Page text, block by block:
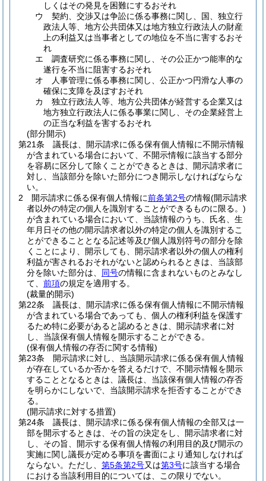
しくはその発見を困難にするおそれ
ウ
契約、交渉又は争訟に係る事務に関し、国、独立行
政法人等、地方公共団体又は地方独立行政法人の財産
上の利益又は当事者としての地位を不当に害するおそ
れ
エ
調査研究に係る事務に関し、その公正かつ能率的な
遂行を不当に阻害するおそれ
オ
人事管理に係る事務に関し、公正かつ円滑な人事の
確保に支障を及ぼすおそれ
カ
独立行政法人等、地方公共団体が経営する企業又は
地方独立行政法人に係る事業に関し、その企業経営上
の正当な利益を害するおそれ
(部分開示)
第21条
議長は、開示請求に係る保有個人情報に不開示情報
が含まれている場合において、不開示情報に該当する部分
を容易に区分して除くことができるときは、開示請求者に
対し、当該部分を除いた部分につき開示しなければならな
い。
2
開示請求に係る保有個人情報に前条第2号の情報(開示請求
者以外の特定の個人を識別することができるものに限る。)
が含まれている場合において、当該情報のうち、氏名、生
年月日その他の開示請求者以外の特定の個人を識別するこ
とができることとなる記述等及び個人識別符号の部分を除
くことにより、開示しても、開示請求者以外の個人の権利
利益が害されるおそれがないと認められるときは、当該部
分を除いた部分は、 同号の情報に含まれないものとみなし
て、 前項の規定を適用する。
(裁量的開示)
第22条
議長は、開示請求に係る保有個人情報に不開示情報
が含まれている場合であっても、個人の権利利益を保護す
るため特に必要があると認めるときは、開示請求者に対
し、当該保有個人情報を開示することができる。
(保有個人情報の存否に関する情報)
第23条
開示請求に対し、当該開示請求に係る保有個人情報
が存在しているか否かを答えるだけで、不開示情報を開示
することとなるときは、議長は、当該保有個人情報の存否
を明らかにしないで、当該開示請求を拒否することができ
る。
(開示請求に対する措置)
第24条
議長は、開示請求に係る保有個人情報の全部又は一
部を開示するときは、その旨の決定をし、開示請求者に対
し、その旨、開示する保有個人情報の利用目的及び開示の
実施に関し議長が定める事項を書面により通知しなければ
ならない。 ただし、 第5条第2号又は第3号に該当する場合
における当該利用目的については、この限りでない。